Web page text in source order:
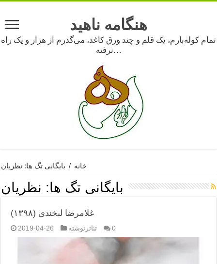
هنگامه ناهید
تمام کوله‌بارم، یک قلم و چند ورق کاغذ، می‌گذرم از هزار و یک راه
نرفته…
خانه / بایگانی تگ ها: نظریان
بایگانی تگ ها: نظریان
غلامرضا لبخندی (۱۳۹۸)
2019-04-26 تئاترنوشته 0